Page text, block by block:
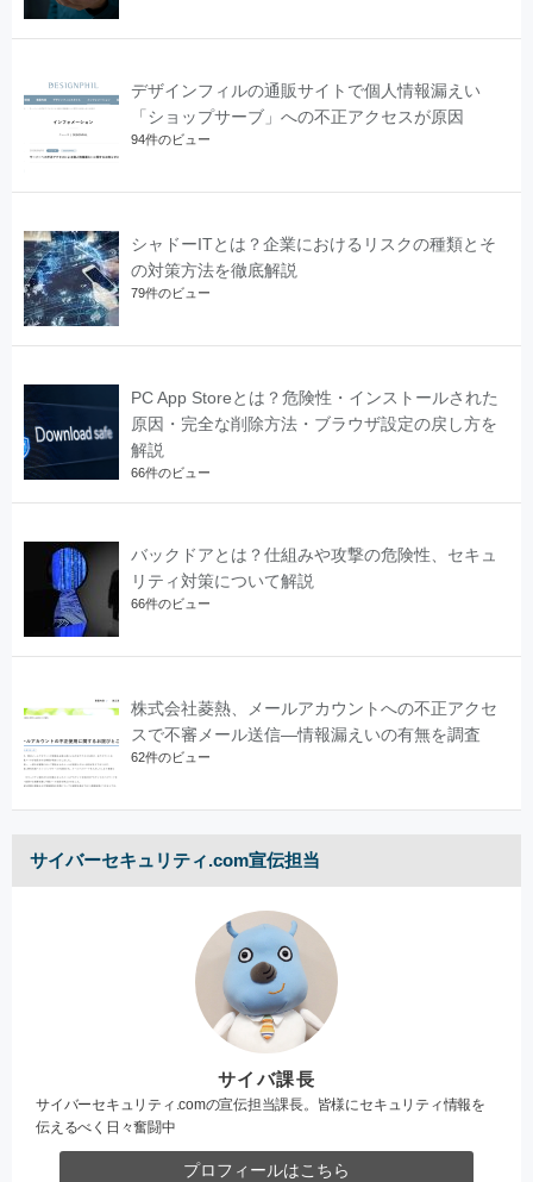
デザインフィルの通販サイトで個人情報漏えい
「ショップサーブ」への不正アクセスが原因
94件のビュー
シャドーITとは？企業におけるリスクの種類とそ
の対策方法を徹底解説
79件のビュー
PC App Storeとは？危険性・インストールされた
原因・完全な削除方法・ブラウザ設定の戻し方を
解説
66件のビュー
バックドアとは？仕組みや攻撃の危険性、セキュ
リティ対策について解説
66件のビュー
株式会社菱熱、メールアカウントへの不正アクセ
スで不審メール送信―情報漏えいの有無を調査
62件のビュー
サイバーセキュリティ.com宣伝担当
サイバ課長
サイバーセキュリティ.comの宣伝担当課長。皆様にセキュリティ情報を
伝えるべく日々奮闘中
プロフィールはこちら